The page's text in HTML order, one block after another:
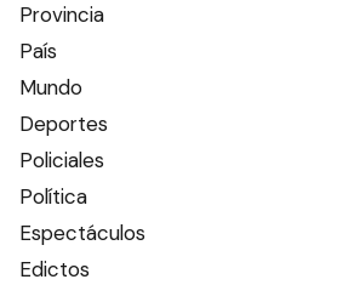
Provincia
País
Mundo
Deportes
Policiales
Política
Espectáculos
Edictos